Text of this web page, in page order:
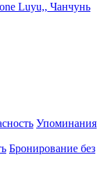
Luyu,, Чанчунь
Упоминания
Бронирование без